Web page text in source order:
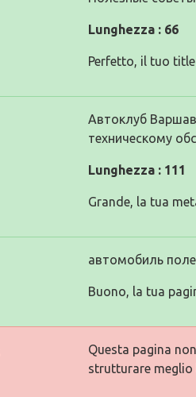
Lunghezza : 66
Perfetto, il tuo
Автоклуб
техническому
Lunghezza : 111
Grande, la tua
автомобиль
Buono, la tua
Questa pagina
strutturare meglio